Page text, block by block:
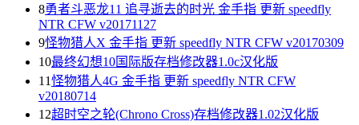
8勇者斗恶龙11 追寻逝去的时光 金手指 更新 speedfly
NTR CFW v20171127
9怪物猎人X 金手指 更新 speedfly NTR CFW v20170309
10最终幻想10国际版存档修改器1.0c汉化版
11怪物猎人4G 金手指 更新 speedfly NTR CFW
v20180714
12超时空之轮(Chrono Cross)存档修改器1.02汉化版